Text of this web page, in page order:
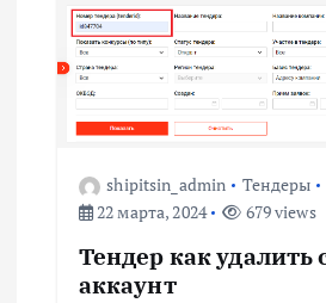
ц
и
shipitsin_admin
Тендеры
22 марта, 2024
679 views
Тендер как удалить
аккаунт